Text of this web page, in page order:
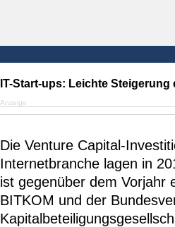
IT-Start-ups: Leichte
Anzeige
Die Venture Capital-
Internetbranche lagen in
ist gegenüber dem Vorjahr
BITKOM und der